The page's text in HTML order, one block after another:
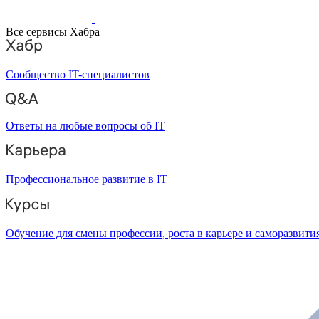
Все сервисы Хабра
Сообщество IT-специалистов
Ответы на любые вопросы об IT
Профессиональное развитие в IT
Обучение для смены профессии, роста в карьере и